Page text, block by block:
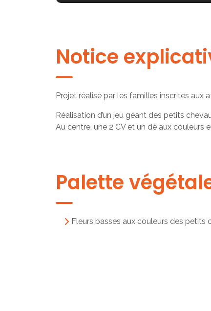
Notice
Projet réalisé par les familles inscrites aux
Réalisation d’un jeu géant des petits
Au centre, une 2 CV et un dé aux couleurs
Palette
Fleurs basses aux couleurs des petits